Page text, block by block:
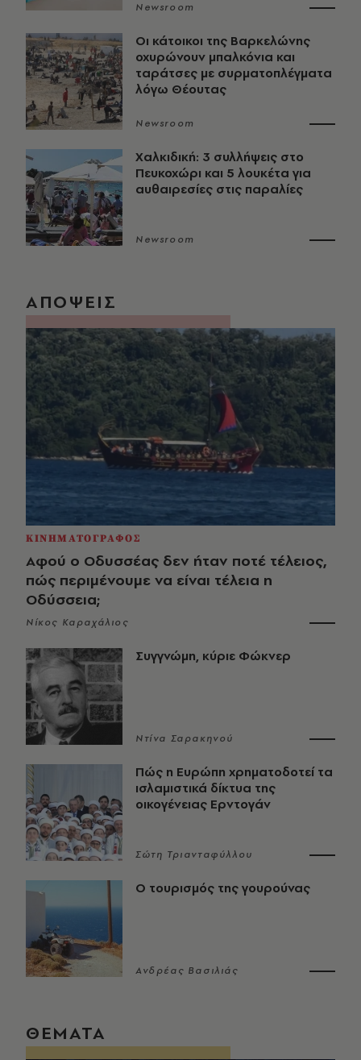
Newsroom
Οι κάτοικοι της Βαρκελώνης
οχυρώνουν μπαλκόνια και
ταράτσες με συρματοπλέγματα
λόγω Θέουτας
Newsroom
Χαλκιδική: 3 συλλήψεις στο
Πευκοχώρι και 5 λουκέτα για
αυθαιρεσίες στις παραλίες
Newsroom
ΑΠΟΨΕΙΣ
ΚΙΝΗΜΑΤΟΓΡΑΦΟΣ
Αφού ο Οδυσσέας δεν ήταν ποτέ τέλειος,
πώς περιμένουμε να είναι τέλεια η
Οδύσσεια;
Νίκος Καραχάλιος
Συγγνώμη, κύριε Φώκνερ
Ντίνα Σαρακηνού
Πώς η Ευρώπη χρηματοδοτεί τα
ισλαμιστικά δίκτυα της
οικογένειας Ερντογάν
Σώτη Τριανταφύλλου
Ο τουρισμός της γουρούνας
Ανδρέας Βασιλιάς
ΘΕΜΑΤΑ